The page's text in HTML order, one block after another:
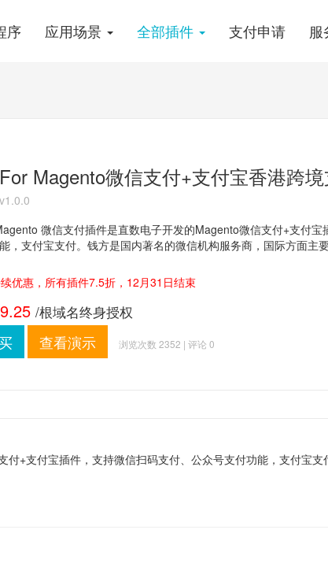
序 应用场景 全部插件 支付申请 服
Magento微信支付+支付宝香港跨
微信支付插件是直数电子开发的Magento微信支付+支付宝
，支付宝支付。钱方是国内著名的微信机构服务商，国际方面主
优惠，所有插件7.5折，12月31日结束
/根域名终身授权
查看演示 浏览次数 2352 | 评论 0
付+支付宝插件，支持微信扫码支付、公众号支付功能，支付宝